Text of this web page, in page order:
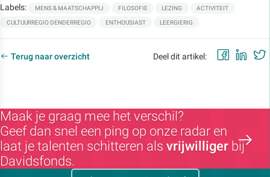
Labels: MENS & MAATSCHAPPIJ FILOSOFIE LEZING ACTIVITEIT
CULTUURREGIO DENDERREGIO ENTHOUSIAST LEERGIERIG
Terug naar overzicht Deel dit artikel:
Maak je graag mee het verschil?
Geef dan snel een ping op onze radar en
laat je talenten schitteren als vrijwilliger bij
Davidsfonds.